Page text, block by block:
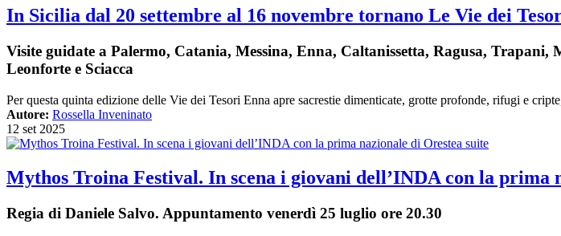
In Sicilia dal 20 settembre al 16 novembre tornano Le Vie dei
Visite guidate a Palermo, Catania, Messina, Enna, Caltanissetta, Ragusa,
Leonforte e Sciacca
Per questa quinta edizione delle Vie dei Tesori Enna apre sacrestie dimenticate, grotte profonde, rifugi e
Autore: Rossella Inveninato
12 set 2025
Mythos Troina Festival. In scena i giovani dell’INDA con la prima
Regia di Daniele Salvo. Appuntamento venerdì 25 luglio ore 20.30